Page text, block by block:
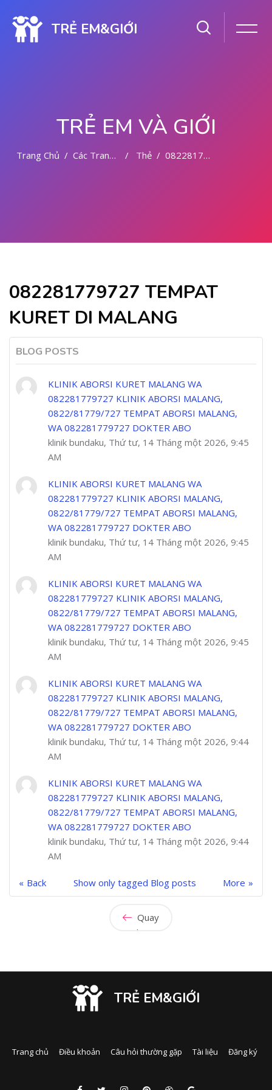
TRẺ EM&GIỚI
TRẺ EM VÀ GIỚI
Trang Chủ Các Trang Của Hệ Thống Thẻ 082281779727 TEMPAT KURET DI MALANG
082281779727 TEMPAT
KURET DI MALANG
BLOG POSTS
KLINIK ABORSI KURET MALANG WA
082281779727 KLINIK ABORSI MALANG,
0822/81779/727 TEMPAT ABORSI MALANG,
WA 082281779727 DOKTER ABO
klinik bundaku, Thứ tư, 14 Tháng một 2026, 9:45
AM
KLINIK ABORSI KURET MALANG WA
082281779727 KLINIK ABORSI MALANG,
0822/81779/727 TEMPAT ABORSI MALANG,
WA 082281779727 DOKTER ABO
klinik bundaku, Thứ tư, 14 Tháng một 2026, 9:45
AM
KLINIK ABORSI KURET MALANG WA
082281779727 KLINIK ABORSI MALANG,
0822/81779/727 TEMPAT ABORSI MALANG,
WA 082281779727 DOKTER ABO
klinik bundaku, Thứ tư, 14 Tháng một 2026, 9:45
AM
KLINIK ABORSI KURET MALANG WA
082281779727 KLINIK ABORSI MALANG,
0822/81779/727 TEMPAT ABORSI MALANG,
WA 082281779727 DOKTER ABO
klinik bundaku, Thứ tư, 14 Tháng một 2026, 9:44
AM
KLINIK ABORSI KURET MALANG WA
082281779727 KLINIK ABORSI MALANG,
0822/81779/727 TEMPAT ABORSI MALANG,
WA 082281779727 DOKTER ABO
klinik bundaku, Thứ tư, 14 Tháng một 2026, 9:44
AM
Back More
Show only tagged Blog posts
Quay
lại
TRẺ EM&GIỚI
Trang chủ Điều khoản Câu hỏi thường gặp Tài liệu Đăng ký